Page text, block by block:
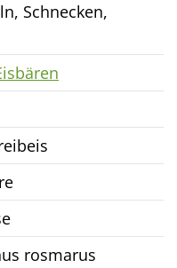
Schnecken,
rosmarus